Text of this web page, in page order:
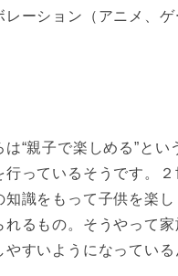
レーション（アニメ、
は“親子で楽しめる”とい
行っているそうです。
知識をもって子供を楽
れるもの。そうやって
やすいようになっている